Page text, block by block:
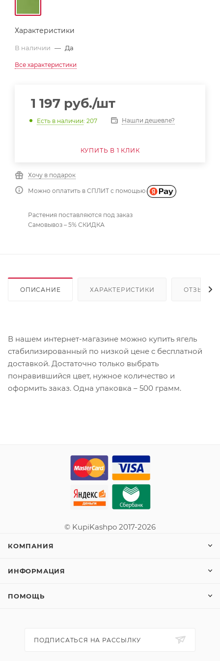
Характеристики
В наличии — Да
Все характеристики
1 197 руб./шт
Есть в наличии: 207 Нашли дешевле?
КУПИТЬ В 1 КЛИК
Хочу в подарок
Можно оплатить в СПЛИТ с помощью
Растения поставляются под заказ
Самовывоз – 5% СКИДКА
ОПИСАНИЕ ХАРАКТЕРИСТИКИ ОТЗЫВЫ
В нашем интернет-магазине можно купить ягель
стабилизированный по низкой цене с бесплатной
доставкой. Достаточно только выбрать
понравившийся цвет, нужное количество и
оформить заказ. Одна упаковка – 500 грамм.
© KupiKashpo 2017-2026
КОМПАНИЯ
ИНФОРМАЦИЯ
ПОМОЩЬ
ПОДПИСАТЬСЯ НА РАССЫЛКУ